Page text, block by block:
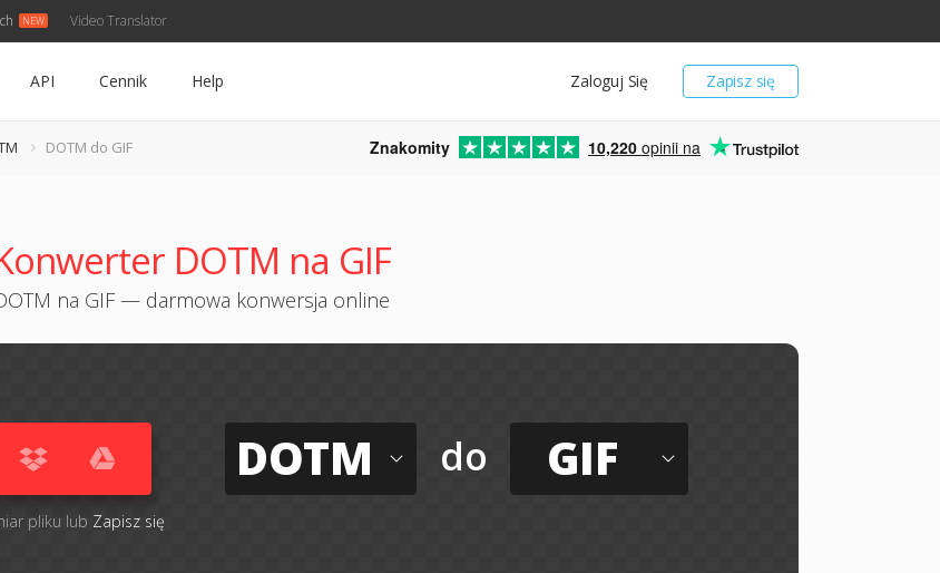
Video Translator
Zapisz się
Zaloguj Się
API Cennik Help
DOTM do GIF Znakomity 10,220 opinii na
DOTM na GIF
na GIF — darmowa konwersja online
pliku lub Zapisz się
DOTM do GIF